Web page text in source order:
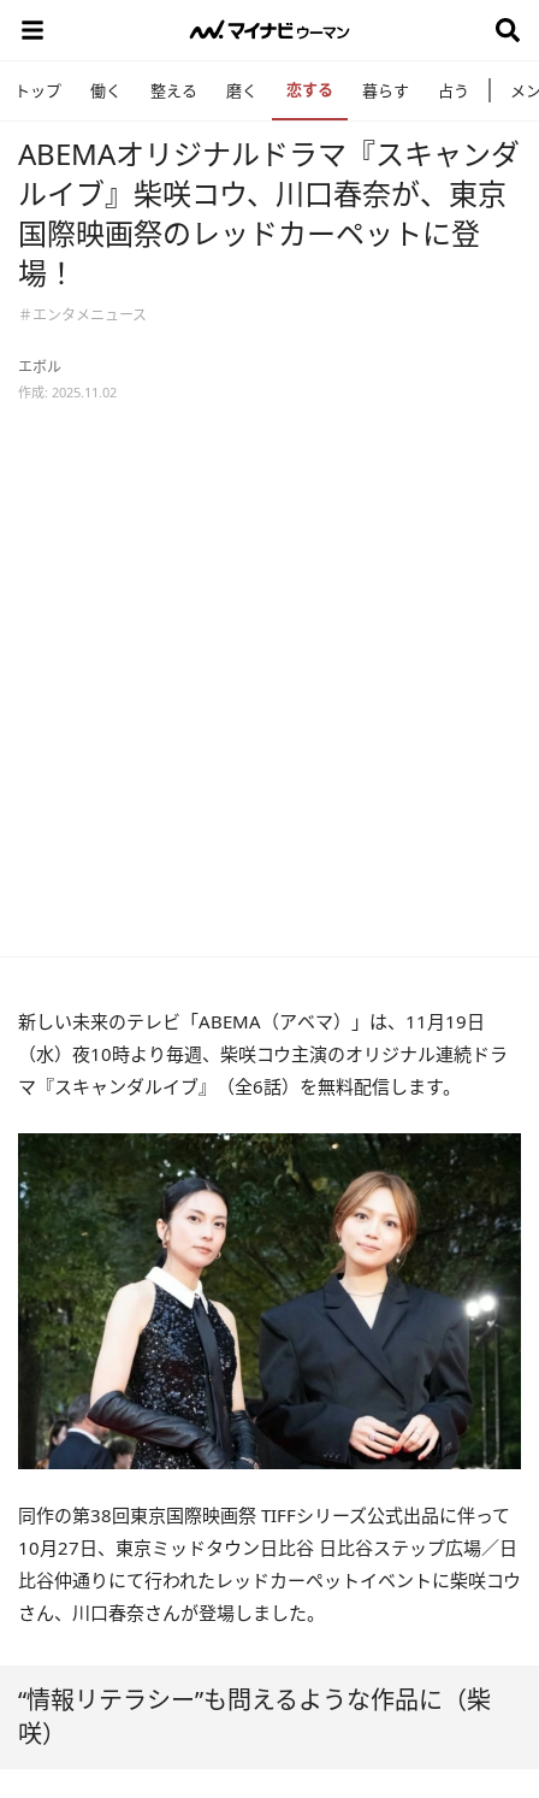
トップ 働く 整える 磨く 恋する 暮らす 占う メ
ABEMAオリジナルドラマ『スキャンダ
ルイブ』柴咲コウ、川口春奈が、東京
国際映画祭のレッドカーペットに登
場！
＃エンタメニュース
エボル
作成: 2025.11.02
新しい未来のテレビ「ABEMA（アベマ）」は、11月19日
（水）夜10時より毎週、柴咲コウ主演のオリジナル連続ドラ
マ『スキャンダルイブ』（全6話）を無料配信します。
同作の第38回東京国際映画祭 TIFFシリーズ公式出品に伴って
10月27日、東京ミッドタウン日比谷 日比谷ステップ広場／日
比谷仲通りにて行われたレッドカーペットイベントに柴咲コウ
さん、川口春奈さんが登場しました。
“情報リテラシー”も問えるような作品に（柴
咲）